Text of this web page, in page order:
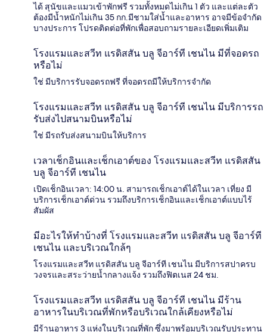
ได้ สุนัขและแมวเข้าพักฟรี รวมทั้งหมดไม่เกิน 1 ตัว และแต่ละตัว
ต้องมีน้ำหนักไม่เกิน 35 กก.มีชามใส่น้ำและอาหาร อาจมีข้อจำกัด
บางประการ โปรดติดต่อที่พักเพื่อสอบถามรายละเอียดเพิ่มเติม
โรงแรมและสวีท แรดิสสัน บลู จีอาร์ที เชนไน มีที่จอดรถ
หรือไม่
ใช่ มีบริการรับจอดรถฟรี ที่จอดรถมีให้บริการจำกัด
โรงแรมและสวีท แรดิสสัน บลู จีอาร์ที เชนไน มีบริการรถ
รับส่งไปสนามบินหรือไม่
ใช่ มีรถรับส่งสนามบินให้บริการ
เวลาเช็กอินและเช็กเอาต์ของ โรงแรมและสวีท แรดิสสัน
บลู จีอาร์ที เชนไน
เปิดเช็กอินเวลา: 14:00 น. สามารถเช็กเอาต์ได้ในเวลา เที่ยง มี
บริการเช็กเอาต์ด่วน รวมถึงบริการเช็กอินและเช็กเอาต์แบบไร้
สัมผัส
มีอะไรให้ทำบ้างที่ โรงแรมและสวีท แรดิสสัน บลู จีอาร์ที
เชนไน และบริเวณใกล้ๆ
โรงแรมและสวีท แรดิสสัน บลู จีอาร์ที เชนไน มีบริการสปาครบ
วงจรและสระว่ายน้ำกลางแจ้ง รวมถึงฟิตเนส 24 ชม.
โรงแรมและสวีท แรดิสสัน บลู จีอาร์ที เชนไน มีร้าน
อาหารในบริเวณที่พักหรือบริเวณใกล้เคียงหรือไม่
มีร้านอาหาร 3 แห่งในบริเวณที่พัก ซึ่งมาพร้อมบริเวณรับประทาน